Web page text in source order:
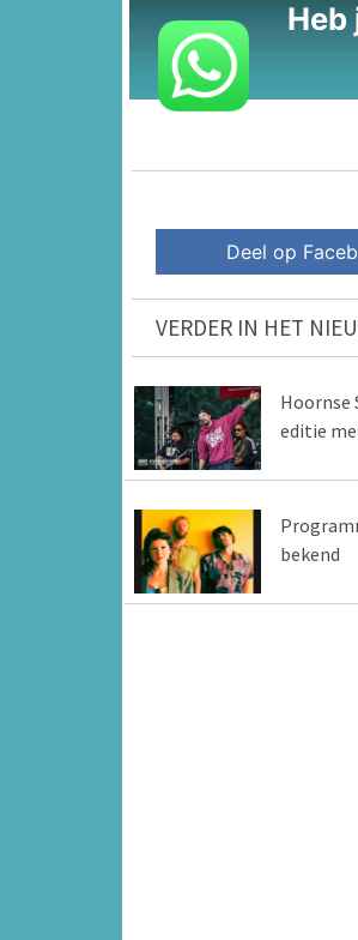
Heb
Deel op
VERDER IN HET
Hoornse
editie
bekend